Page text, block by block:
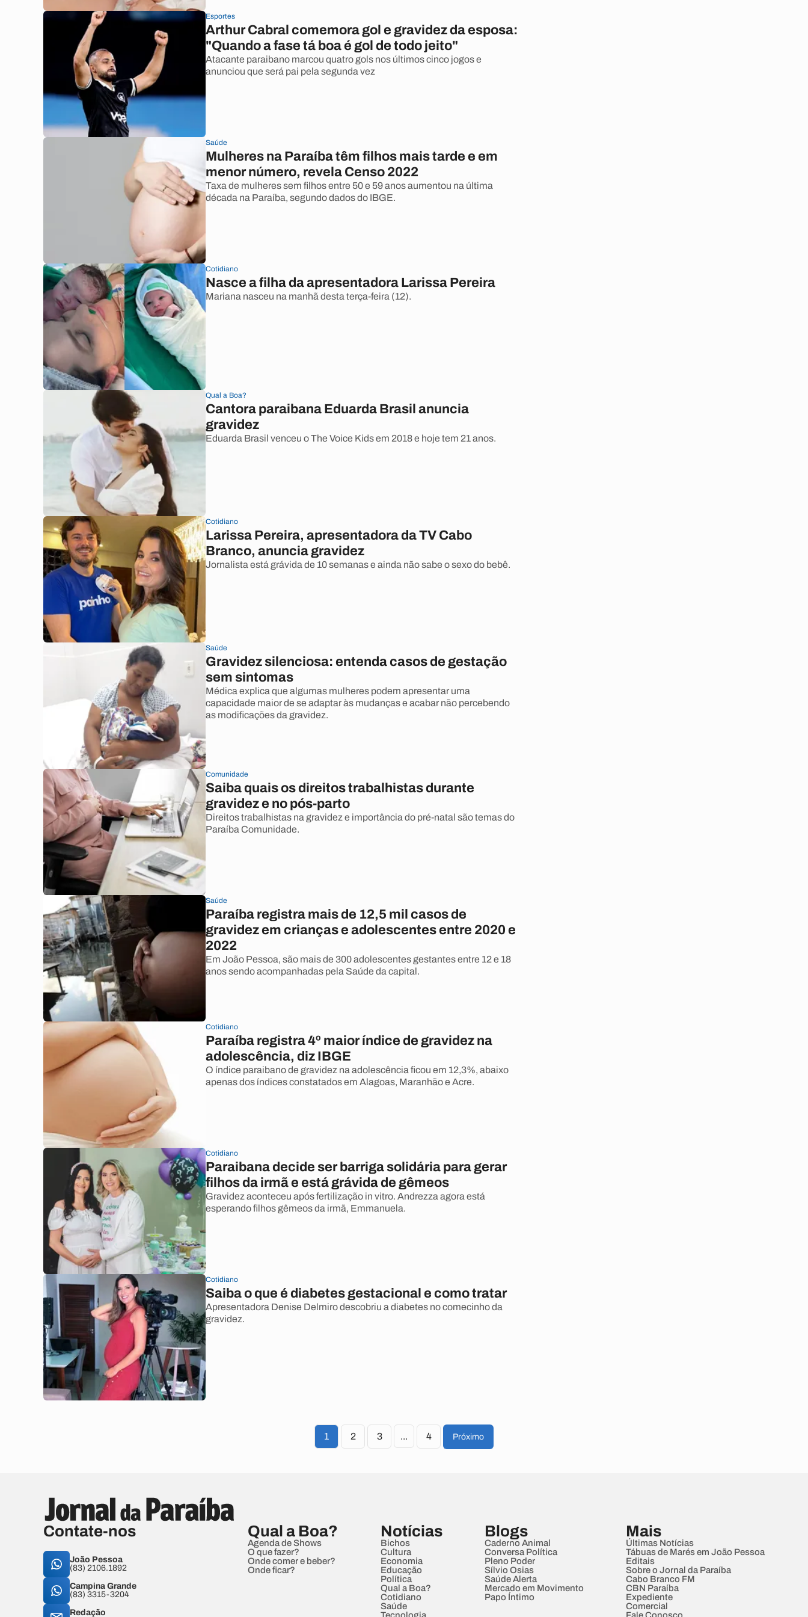
Esportes
Arthur Cabral comemora gol e gravidez da esposa:
"Quando a fase tá boa é gol de todo jeito"
Atacante paraibano marcou quatro gols nos últimos cinco jogos e
anunciou que será pai pela segunda vez
Saúde
Mulheres na Paraíba têm filhos mais tarde e em
menor número, revela Censo 2022
Taxa de mulheres sem filhos entre 50 e 59 anos aumentou na última
década na Paraíba, segundo dados do IBGE.
Cotidiano
Nasce a filha da apresentadora Larissa Pereira
Mariana nasceu na manhã desta terça-feira (12).
Qual a Boa?
Cantora paraibana Eduarda Brasil anuncia
gravidez
Eduarda Brasil venceu o The Voice Kids em 2018 e hoje tem 21 anos.
Cotidiano
Larissa Pereira, apresentadora da TV Cabo
Branco, anuncia gravidez
Jornalista está grávida de 10 semanas e ainda não sabe o sexo do bebê.
Saúde
Gravidez silenciosa: entenda casos de gestação
sem sintomas
Médica explica que algumas mulheres podem apresentar uma
capacidade maior de se adaptar às mudanças e acabar não percebendo
as modificações da gravidez.
Comunidade
Saiba quais os direitos trabalhistas durante
gravidez e no pós-parto
Direitos trabalhistas na gravidez e importância do pré-natal são temas do
Paraíba Comunidade.
Saúde
Paraíba registra mais de 12,5 mil casos de
gravidez em crianças e adolescentes entre 2020 e
2022
Em João Pessoa, são mais de 300 adolescentes gestantes entre 12 e 18
anos sendo acompanhadas pela Saúde da capital.
Cotidiano
Paraíba registra 4º maior índice de gravidez na
adolescência, diz IBGE
O índice paraibano de gravidez na adolescência ficou em 12,3%, abaixo
apenas dos índices constatados em Alagoas, Maranhão e Acre.
Cotidiano
Paraibana decide ser barriga solidária para gerar
filhos da irmã e está grávida de gêmeos
Gravidez aconteceu após fertilização in vitro. Andrezza agora está
esperando filhos gêmeos da irmã, Emmanuela.
Cotidiano
Saiba o que é diabetes gestacional e como tratar
Apresentadora Denise Delmiro descobriu a diabetes no comecinho da
gravidez.
1 2 3 ... 4 Próximo
Contate-nos
João Pessoa
(83) 2106.1892
Campina Grande
(83) 3315-3204
Redação
Qual a Boa?
Agenda de Shows
O que fazer?
Onde comer e beber?
Onde ficar?
Notícias
Bichos
Cultura
Economia
Educação
Política
Qual a Boa?
Cotidiano
Saúde
Blogs
Caderno Animal
Conversa Política
Pleno Poder
Sílvio Osias
Saúde Alerta
Mercado em Movimento
Papo Íntimo
Mais
Últimas Notícias
Tábuas de Marés em João Pessoa
Editais
Sobre o Jornal da Paraíba
Cabo Branco FM
CBN Paraíba
Expediente
Comercial